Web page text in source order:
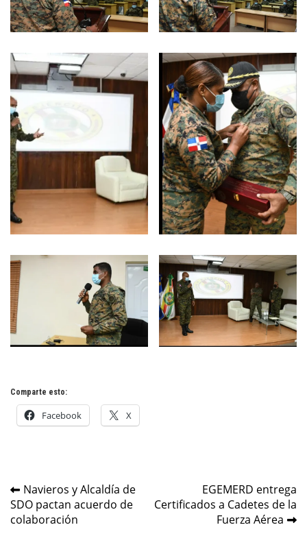
Comparte esto:
Facebook X
Navegación
de
Navieros y Alcaldía de
SDO pactan acuerdo de
colaboración
EGEMERD entrega
Certificados a Cadetes de la
Fuerza Aérea